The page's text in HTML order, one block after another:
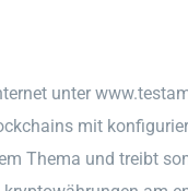
unter
mit
Thema und treibt